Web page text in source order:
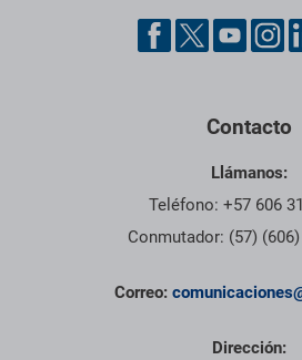
Contacto
Llámanos:
Teléfono: +57 606
Conmutador: (57)
Correo:
Dirección: